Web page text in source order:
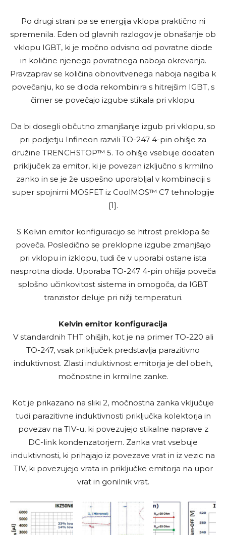
Po drugi strani pa se energija vklopa praktično ni
spremenila. Eden od glavnih razlogov je obnašanje ob
vklopu IGBT, ki je močno odvisno od povratne diode
in količine njenega povratnega naboja okrevanja.
Pravzaprav se količina obnovitvenega naboja nagiba k
povečanju, ko se dioda rekombinira s hitrejšim IGBT, s
čimer se povečajo izgube stikala pri vklopu.
Da bi dosegli občutno zmanjšanje izgub pri vklopu, so
pri podjetju Infineon razvili TO-247 4-pin ohišje za
družine TRENCHSTOP™ 5. To ohišje vsebuje dodaten
priključek za emitor, ki je povezan izključno s krmilno
zanko in se je že uspešno uporabljal v kombinaciji s
super spojnimi MOSFET iz CoolMOS™ C7 tehnologije
[1].
S Kelvin emitor konfiguracijo se hitrost preklopa še
poveča. Posledično se preklopne izgube zmanjšajo
pri vklopu in izklopu, tudi če v uporabi ostane ista
nasprotna dioda. Uporaba TO-247 4-pin ohišja poveča
splošno učinkovitost sistema in omogoča, da IGBT
tranzistor deluje pri nižji temperaturi.
Kelvin emitor konfiguracija
V standardnih THT ohišjih, kot je na primer TO-220 ali
TO-247, vsak priključek predstavlja parazitivno
induktivnost. Zlasti induktivnost emitorja je del obeh,
močnostne in krmilne zanke.
Kot je prikazano na sliki 2, močnostna zanka vključuje
tudi parazitivne induktivnosti priključka kolektorja in
povezav na TIV-u, ki povezujejo stikalne naprave z
DC-link kondenzatorjem. Zanka vrat vsebuje
induktivnosti, ki prihajajo iz povezave vrat in iz vezic na
TIV, ki povezujejo vrata in priključke emitorja na upor
vrat in gonilnik vrat.